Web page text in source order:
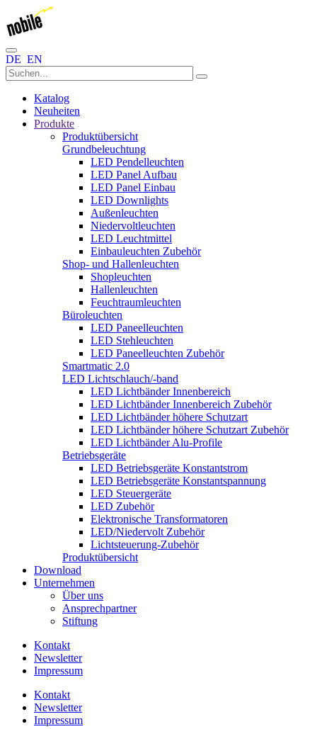
DE EN
Katalog
Neuheiten
Produkte
Produktübersicht
Grundbeleuchtung
LED Pendelleuchten
LED Panel Aufbau
LED Panel Einbau
LED Downlights
Außenleuchten
Niedervoltleuchten
LED Leuchtmittel
Einbauleuchten Zubehör
Shop- und Hallenleuchten
Shopleuchten
Hallenleuchten
Feuchtraumleuchten
Büroleuchten
LED Paneelleuchten
LED Stehleuchten
LED Paneelleuchten Zubehör
Smartmatic 2.0
LED Lichtschlauch/-band
LED Lichtbänder Innenbereich
LED Lichtbänder Innenbereich Zubehör
LED Lichtbänder höhere Schutzart
LED Lichtbänder höhere Schutzart Zubehör
LED Lichtbänder Alu-Profile
Betriebsgeräte
LED Betriebsgeräte Konstantstrom
LED Betriebsgeräte Konstantspannung
LED Steuergeräte
LED Zubehör
Elektronische Transformatoren
LED/Niedervolt Zubehör
Lichtsteuerung-Zubehör
Produktübersicht
Download
Unternehmen
Über uns
Ansprechpartner
Stiftung
Kontakt
Newsletter
Impressum
Kontakt
Newsletter
Impressum